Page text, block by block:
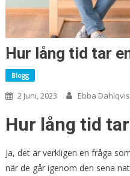
Hur lång tid tar
Blogg
2 Juni, 2023 Ebba
Hur lång tid
Ja, det är verkligen en fråga
när de går igenom den sena